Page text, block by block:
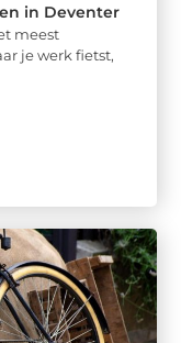
in Deventer
meest
je werk fietst,